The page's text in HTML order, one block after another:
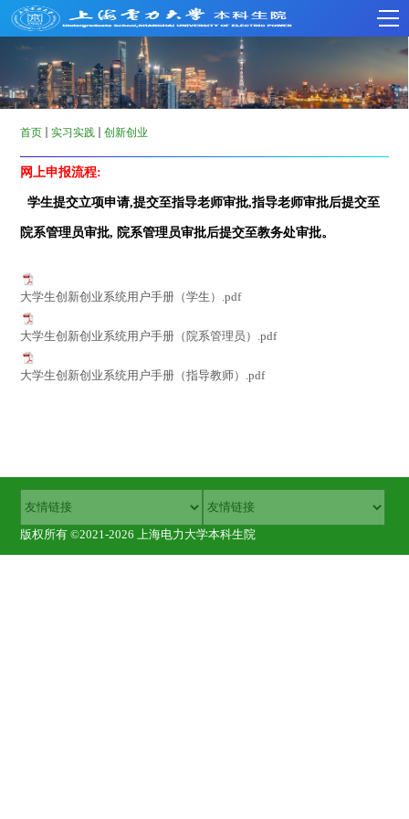
首页 实习实践 创新创业
网上申报流程:
学生提交立项申请,提交至指导老师审批,指导老师审批后提交至
院系管理员审批, 院系管理员审批后提交至教务处审批。
大学生创新创业系统用户手册（学生）.pdf
大学生创新创业系统用户手册（院系管理员）.pdf
大学生创新创业系统用户手册（指导教师）.pdf
版权所有 ©2021-2026 上海电力大学本科生院